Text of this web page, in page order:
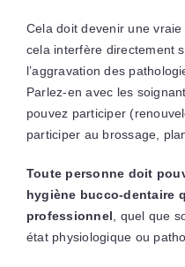
Cela doit devenir une
cela interfère directement
l’aggravation des
Parlez-en avec les
pouvez participer
participer au brossage,
Toute personne doit
hygiène bucco-dentaire
professionnel , quel que
état physiologique ou